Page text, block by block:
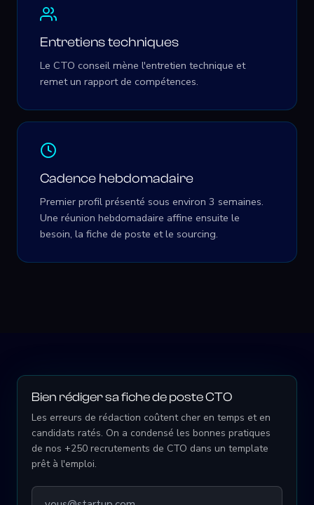
Entretiens techniques
Le CTO conseil mène l'entretien technique et
remet un rapport de compétences.
Cadence hebdomadaire
Premier profil présenté sous environ 3 semaines.
Une réunion hebdomadaire affine ensuite le
besoin, la fiche de poste et le sourcing.
Bien rédiger sa fiche de poste CTO
Les erreurs de rédaction coûtent cher en temps et en
candidats ratés. On a condensé les bonnes pratiques
de nos +250 recrutements de CTO dans un template
prêt à l'emploi.